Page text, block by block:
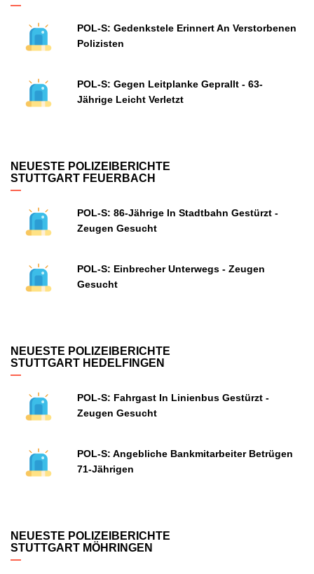
POL-S: Gedenkstele Erinnert An Verstorbenen
Polizisten
POL-S: Gegen Leitplanke Geprallt - 63-
Jährige Leicht Verletzt
NEUESTE POLIZEIBERICHTE
STUTTGART FEUERBACH
POL-S: 86-Jährige In Stadtbahn Gestürzt -
Zeugen Gesucht
POL-S: Einbrecher Unterwegs - Zeugen
Gesucht
NEUESTE POLIZEIBERICHTE
STUTTGART HEDELFINGEN
POL-S: Fahrgast In Linienbus Gestürzt -
Zeugen Gesucht
POL-S: Angebliche Bankmitarbeiter Betrügen
71-Jährigen
NEUESTE POLIZEIBERICHTE
STUTTGART MÖHRINGEN